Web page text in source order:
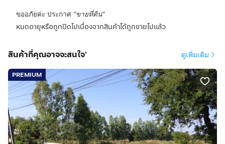
ขออภัยค่ะ ประกาศ "ขายที่ดิน"
หมดอายุหรือถูกปิดไปเนื่องจากสินค้าได้ถูกขายไปแล้ว
สินค้าที่คุณอาจจะสนใจ' ดูเพิ่มเติม
PREMIUM